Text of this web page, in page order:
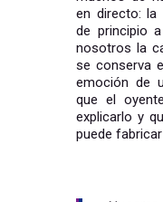
en directo: la
de principio
nosotros la
se conserva
emoción de
que el
explicarlo y
puede